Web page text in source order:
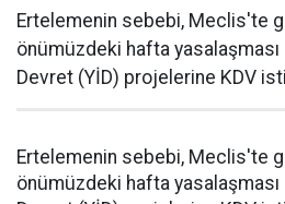
Ertelemenin sebebi, Meclis'te
önümüzdeki hafta
Devret (YİD) projelerine KDV
Ertelemenin sebebi, Meclis'te
önümüzdeki hafta